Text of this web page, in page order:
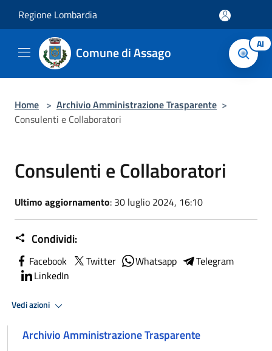
Regione Lombardia
Comune di Assago AI
Home > Archivio Amministrazione Trasparente >
Consulenti e Collaboratori
Consulenti e Collaboratori
Ultimo aggiornamento: 30 luglio 2024, 16:10
Condividi:
Facebook Twitter Whatsapp
Telegram
LinkedIn
Vedi azioni
Archivio Amministrazione Trasparente